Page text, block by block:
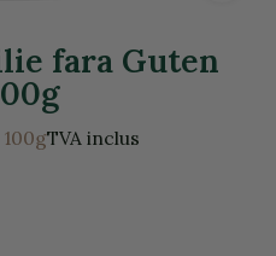
fara Guten
100gTVA inclus